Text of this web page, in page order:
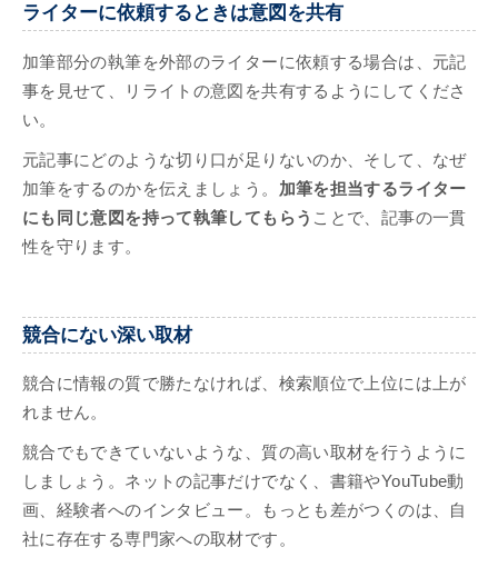
ライターに依頼するときは意図を共有
加筆部分の執筆を外部のライターに依頼する場合は、元記
事を見せて、リライトの意図を共有するようにしてくださ
い。
元記事にどのような切り口が足りないのか、そして、なぜ
加筆をするのかを伝えましょう。 加筆を担当するライター
にも同じ意図を持って執筆してもらう ことで、記事の一貫
性を守ります。
競合にない深い取材
競合に情報の質で勝たなければ、検索順位で上位には上が
れません。
競合でもできていないような、質の高い取材を行うように
しましょう。ネットの記事だけでなく、書籍やYouTube動
画、経験者へのインタビュー。もっとも差がつくのは、自
社に存在する専門家への取材です。